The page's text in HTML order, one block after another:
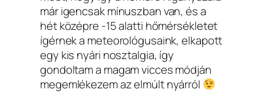
már igencsak mínuszban van, és a
hét középre -15 alatti hőmérsékletet
ígérnek a meteorológusaink, elkapott
egy kis nyári nosztalgia, így
gondoltam a magam vicces módján
megemlékezem az elmúlt nyárról